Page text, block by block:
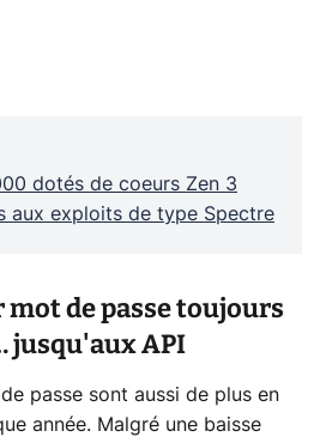
dotés de coeurs Zen 3
aux exploits de type Spectre
mot de passe toujours
jusqu'aux API
passe sont aussi de plus en
année. Malgré une baisse